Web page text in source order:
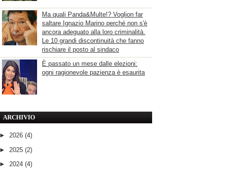
Ma quali Panda&Multe!? Voglion far
saltare Ignazio Marino perché non s'è
ancora adeguato alla loro criminalità.
Le 10 grandi discontinuità che fanno
rischiare il posto al sindaco
È passato un mese dalle elezioni:
ogni ragionevole pazienza è esaurita
ARCHIVIO
► 2026 (4)
► 2025 (2)
► 2024 (4)